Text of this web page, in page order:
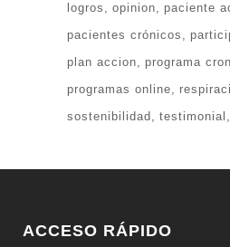
logros
opinion
paciente
pacientes crónicos
plan accion
programa
programas online
sostenibilidad
testimonial
ACCESO RÁPIDO